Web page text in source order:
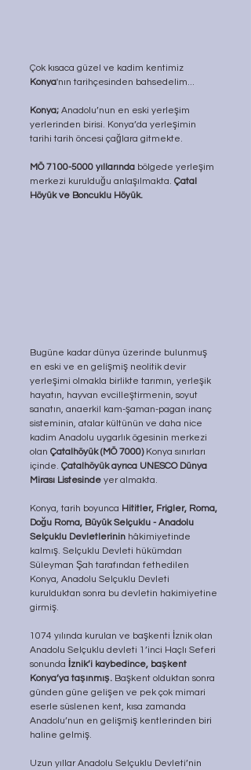
Çok kısaca güzel ve kadim kentimiz
Konya'nın tarihçesinden bahsedelim...
Konya; Anadolu’nun en eski yerleşim
yerlerinden birisi. Konya’da yerleşimin
tarihi tarih öncesi çağlara gitmekte.
MÖ 7100-5000 yıllarında bölgede yerleşim
merkezi kurulduğu anlaşılmakta. Çatal
Höyük ve Boncuklu Höyük.
Bugüne kadar dünya üzerinde bulunmuş
en eski ve en gelişmiş neolitik devir
yerleşimi olmakla birlikte tarımın, yerleşik
hayatın, hayvan evcilleştirmenin, soyut
sanatın, anaerkil kam-şaman-pagan inanç
sisteminin, atalar kültünün ve daha nice
kadim Anadolu uygarlık ögesinin merkezi
olan Çatalhöyük (MÖ 7000) Konya sınırları
içinde. Çatalhöyük ayrıca UNESCO Dünya
Mirası Listesinde yer almakta.
Konya, tarih boyunca Hititler, Frigler, Roma,
Doğu Roma, Büyük Selçuklu - Anadolu
Selçuklu Devletlerinin hâkimiyetinde
kalmış. Selçuklu Devleti hükümdarı
Süleyman Şah tarafından fethedilen
Konya, Anadolu Selçuklu Devleti
kurulduktan sonra bu devletin hakimiyetine
girmiş.
1074 yılında kurulan ve başkenti İznik olan
Anadolu Selçuklu devleti 1’inci Haçlı Seferi
sonunda
İznik’i kaybedince, başkent
Konya’ya taşınmış. Başkent olduktan sonra
günden güne gelişen ve pek çok mimari
eserle süslenen kent, kısa zamanda
Anadolu’nun en gelişmiş kentlerinden biri
haline gelmiş.
Uzun yıllar Anadolu Selçuklu Devleti’nin